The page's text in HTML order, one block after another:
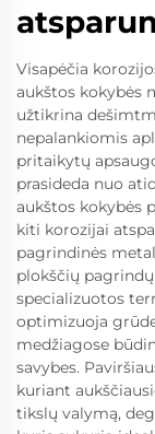
Visapėčia
aukštos kokybės
užtikrina
nepalankiomis
pritaikytų
prasideda nuo
aukštos kokybės
kiti korozijai
pagrindinės
plokščių
specializuotos
optimizuoja
medžiagose
savybes.
kuriant
tikslų valymą,